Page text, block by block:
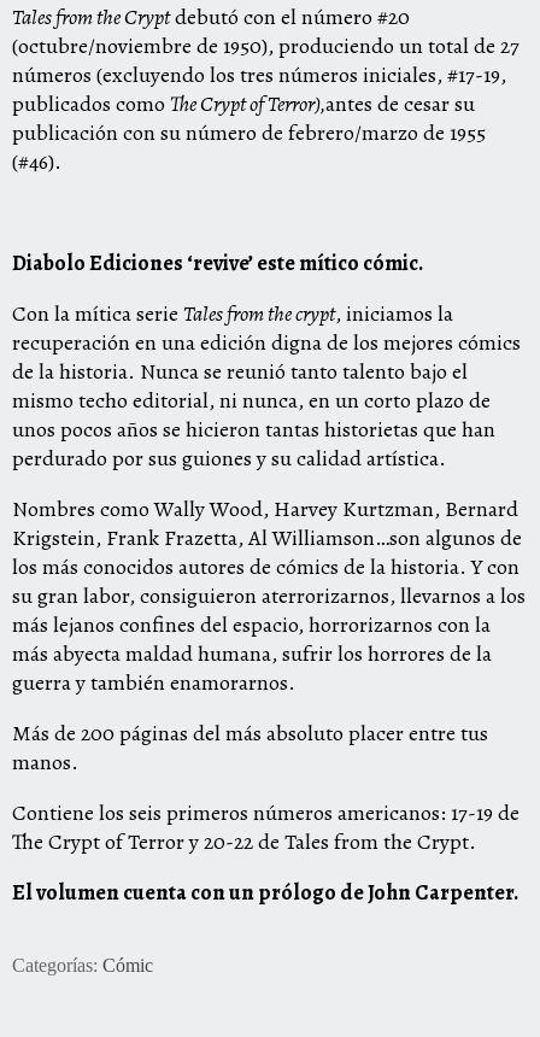
‎Tales from the Crypt‎‎ debutó con el número #20
(octubre/noviembre de 1950), produciendo un total de 27
números (excluyendo los tres números iniciales, #17-19,
publicados como ‎ ‎The Crypt of Terror),‎‎antes de cesar su
publicación con su número de febrero/marzo de 1955
(#46).‎
Diabolo Ediciones ‘revive’ este mítico cómic.
Con la mítica serie Tales from the crypt, iniciamos la
recuperación en una edición digna de los mejores cómics
de la historia. Nunca se reunió tanto talento bajo el
mismo techo editorial, ni nunca, en un corto plazo de
unos pocos años se hicieron tantas historietas que han
perdurado por sus guiones y su calidad artística.
Nombres como Wally Wood, Harvey Kurtzman, Bernard
Krigstein, Frank Frazetta, Al Williamson…son algunos de
los más conocidos autores de cómics de la historia. Y con
su gran labor, consiguieron aterrorizarnos, llevarnos a los
más lejanos confines del espacio, horrorizarnos con la
más abyecta maldad humana, sufrir los horrores de la
guerra y también enamorarnos.
Más de 200 páginas del más absoluto placer entre tus
manos.
Contiene los seis primeros números americanos: 17-19 de
The Crypt of Terror y 20-22 de Tales from the Crypt.
El volumen cuenta con un prólogo de John Carpenter.
Categorías: Cómic